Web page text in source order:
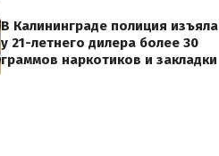
В Калининграде полиция изъяла
у 21-летнего дилера более 30
граммов наркотиков и закладки